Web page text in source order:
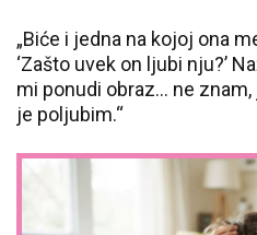
„Biće i jedna na kojoj ona
‘Zašto uvek on ljubi nju?’
mi ponudi obraz… ne
je poljubim.“